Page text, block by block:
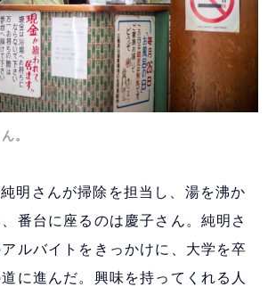
。
明さんが掃除を担当し、湯を沸か
番台に座るのは慶子さん。純明さ
ルバイトをきっかけに、大学を卒
に進んだ。興味を持ってくれる人